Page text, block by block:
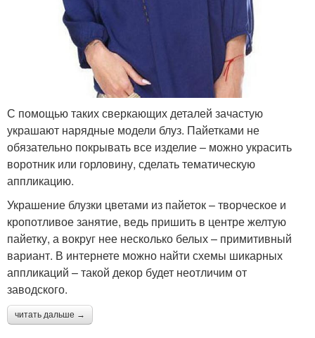
С помощью таких сверкающих деталей зачастую
украшают нарядные модели блуз. Пайетками не
обязательно покрывать все изделие – можно украсить
воротник или горловину, сделать тематическую
аппликацию.
Украшение блузки цветами из пайеток – творческое и
кропотливое занятие, ведь пришить в центре желтую
пайетку, а вокруг нее несколько белых – примитивный
вариант. В интернете можно найти схемы шикарных
аппликаций – такой декор будет неотличим от
заводского.
читать дальше →